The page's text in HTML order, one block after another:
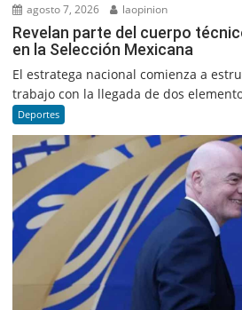
agosto 7, 2026 laopinion
Revelan parte del cuerpo
en la Selección Mexicana
El estratega nacional comienza a
trabajo con la llegada de dos
Deportes